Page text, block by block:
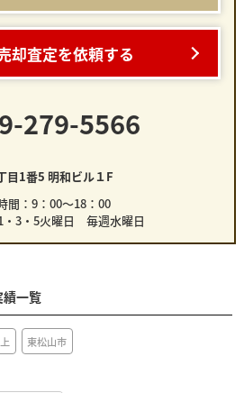
却査定を依頼する
279-5566
目1番5 明和ビル１F
間：9：00～18：00
・3・5火曜日 毎週水曜日
績一覧
東松山市